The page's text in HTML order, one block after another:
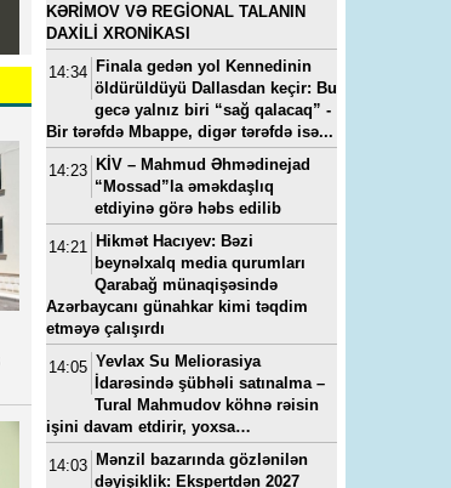
15-07-2022, 11:49
klinika”ya baş həkim
edilib - FOTO
---
Vüqar Əhmədovun
kadrı Elmar Mahmudov
oğluna ən son model
Rover”i hansı pullarla
KƏRİMOV VƏ REGİONAL TALANIN
DAXİLİ XRONİKASI
14:34 Finala gedən yol Kennedinin
öldürüldüyü Dallasdan keçir: Bu
gecə yalnız biri “sağ qalacaq” -
Bir tərəfdə Mbappe, digər tərəfdə isə...
14:23 KİV – Mahmud Əhmədinejad
“Mossad”la əməkdaşlıq
etdiyinə görə həbs edilib
14:21 Hikmət Hacıyev: Bəzi
beynəlxalq media qurumları
Qarabağ münaqişəsində
Azərbaycanı günahkar kimi təqdim
etməyə çalışırdı
14:05 Yevlax Su Meliorasiya
İdarəsində şübhəli satınalma –
Tural Mahmudov köhnə rəisin
işini davam etdirir, yoxsa…
14:03 Mənzil bazarında gözlənilən
dəyişiklik: Ekspertdən 2027